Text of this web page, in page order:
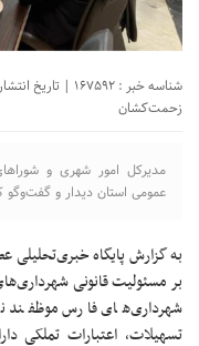
شناسه خبر : 167592 | تاریخ انتشار : ۱۰ تیر ۱۴۰۴ - ۱۲:۱۷ | ارسال توسط :
زحمت‌کشان
مدیرکل امور شهری و
عمومی استان دیدار و گفت‌وگو
به گزارش پایگاه خبری‌تحلیلی
بر مسئولیت قانونی
شهرداری‌های فارس موظفند
تسهیلات، اعتبارات تملکی